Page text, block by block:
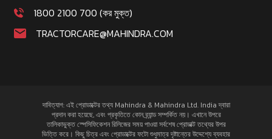
1800 2100 700 (কর মুক্ত)
TRACTORCARE@MAHINDRA.COM
দাবিত্যাগ: এই প্রোডাক্টের তথ্য Mahindra & Mahindra Ltd. India দ্বারা
প্রদান করা হয়েছে, এবং প্রকৃতিতে কোন ব্র্যান্ড সম্পর্কিত নয়। এখানে উপরে
তালিকাভুক্ত স্পেসিফিকেশন রিলিজের সময় পাওয়া সর্বশেষ প্রোডাক্ট তথ্যের উপর
ভিত্তি করে। কিছু চিত্র এবং প্রোডাক্টের ফটো শুধুমাত্র দৃষ্টান্তের উদ্দেশ্যে ব্যবহার